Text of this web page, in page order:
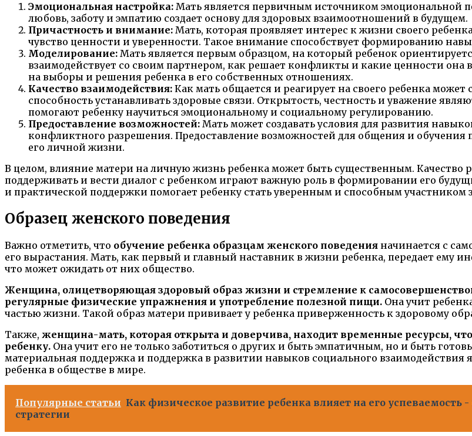
Эмоциональная настройка: Мать является первичным источником эмоциональной
любовь, заботу и эмпатию создает основу для здоровых взаимоотношений в будущем.
Причастность и внимание: Мать, которая проявляет интерес к жизни своего
чувство ценности и уверенности. Такое внимание способствует формированию
Моделирование: Мать является первым образцом, на который ребенок
взаимодействует со своим партнером, как решает конфликты и какие ценности она
на выборы и решения ребенка в его собственных отношениях.
Качество взаимодействия: Как мать общается и реагирует на своего ребенка
способность устанавливать здоровые связи. Открытость, честность и уважение
помогают ребенку научиться эмоциональному и социальному регулированию.
Предоставление возможностей: Мать может создавать условия для развития
конфликтного разрешения. Предоставление возможностей для общения и обучения
его личной жизни.
В целом, влияние матери на личную жизнь ребенка может быть существенным. Качество
поддерживать и вести диалог с ребенком играют важную роль в формировании его
и практической поддержки помогает ребенку стать уверенным и способным
Образец женского поведения
Важно отметить, что обучение ребенка образцам женского поведения начинается с
его вырастания. Мать, как первый и главный наставник в жизни ребенка, передает ему
что может ожидать от них общество.
Женщина, олицетворяющая здоровый образ жизни и стремление к
регулярные физические упражнения и употребление полезной пищи. Она учит
частью жизни. Такой образ матери прививает у ребенка приверженность к здоровому
Также, женщина-мать, которая открыта и доверчива, находит временные ресурсы,
ребенку. Она учит его не только заботиться о других и быть эмпатичным, но и быть
материальная поддержка и поддержка в развитии навыков социального
ребенка в обществе в мире.
Популярные статьи Как физическое развитие ребенка влияет на его
стратегии